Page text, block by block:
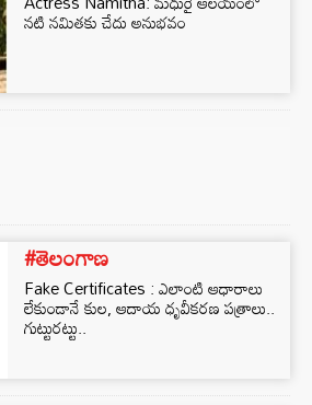
నటి నమితకు చేదు అనుభవం
#తెలంగాణ
Fake Certificates : ఎలాంటి ఆధారాలు
లేకుండానే కుల, ఆదాయ ధృవీకరణ పత్రాలు..
గుట్టురట్టు..